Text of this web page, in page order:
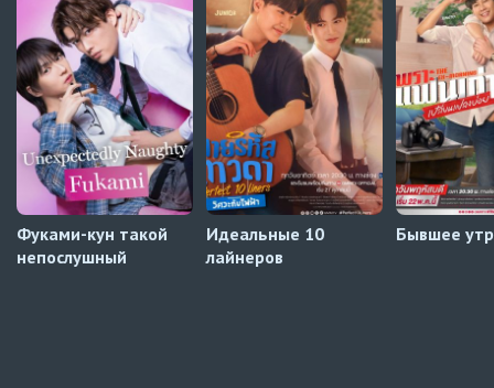
Край горизонта 9 серия
Превью
Край горизонта
8 серия
Автосабы русские / украинские
Фуками-кун такой
непослушный
Идеальные 10
лайнеров
Бывшее